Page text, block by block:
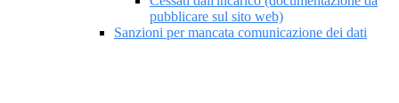
pubblicare sul sito web)
Sanzioni per mancata comunicazione dei dati